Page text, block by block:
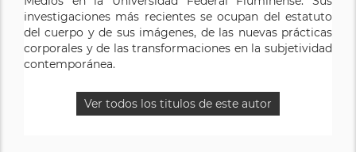
investigaciones más recientes se ocupan del estatuto
del cuerpo y de sus imágenes, de las nuevas prácticas
corporales y de las transformaciones en la subjetividad
contemporánea.
Ver todos los titulos de este autor